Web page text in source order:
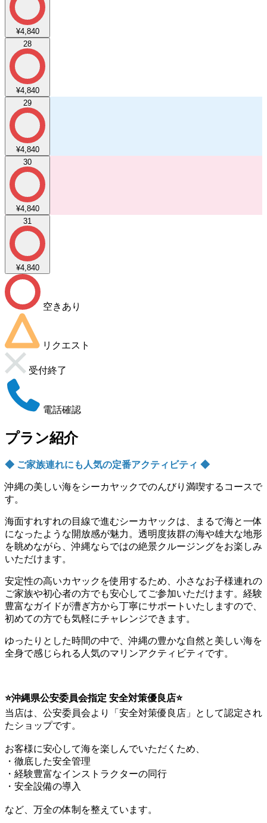
¥4,840
28
¥4,840
29
¥4,840
30
¥4,840
31
¥4,840
空きあり
リクエスト
受付終了
電話確認
プラン紹介
◆ ご家族連れにも人気の定番アクティビティ ◆
沖縄の美しい海をシーカヤックでのんびり満喫するコースで
す。
海面すれすれの目線で進むシーカヤックは、まるで海と一体
になったような開放感が魅力。透明度抜群の海や雄大な地形
を眺めながら、沖縄ならではの絶景クルージングをお楽しみ
いただけます。
安定性の高いカヤックを使用するため、小さなお子様連れの
ご家族や初心者の方でも安心してご参加いただけます。経験
豊富なガイドが漕ぎ方から丁寧にサポートいたしますので、
初めての方でも気軽にチャレンジできます。
ゆったりとした時間の中で、沖縄の豊かな自然と美しい海を
全身で感じられる人気のマリンアクティビティです。
⭐️沖縄県公安委員会指定 安全対策優良店⭐️
当店は、公安委員会より「安全対策優良店」として認定され
たショップです。
お客様に安心して海を楽しんでいただくため、
・徹底した安全管理
・経験豊富なインストラクターの同行
・安全設備の導入
など、万全の体制を整えています。